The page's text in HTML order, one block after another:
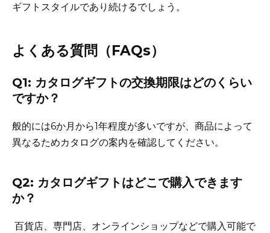
ギフトスタイルであり続けるでしょう。
よくある質問（FAQs）
Q1: カタログギフトの交換期限はどのくらい
ですか？
般的には6か月から1年程度が多いですが、商品によって
異なるためカタログの案内を確認してください。
Q2: カタログギフトはどこで購入できます
か？
百貨店、専門店、オンラインショップなどで購入可能で